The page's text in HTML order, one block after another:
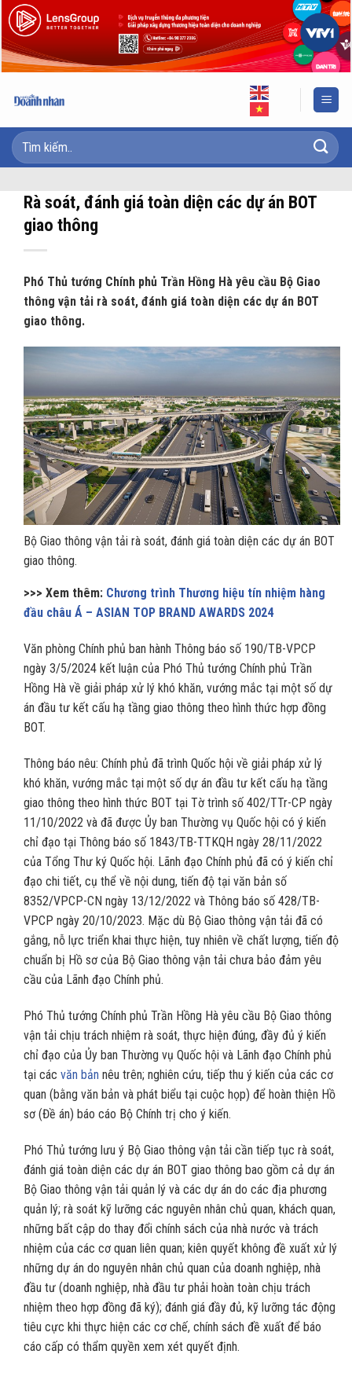
Skip
to
content
Rà soát, đánh giá toàn diện các dự án BOT
giao thông
Phó Thủ tướng Chính phủ Trần Hồng Hà yêu cầu Bộ Giao
thông vận tải rà soát, đánh giá toàn diện các dự án BOT
giao thông.
Bộ Giao thông vận tải rà soát, đánh giá toàn diện các dự án BOT
giao thông.
>>> Xem thêm: Chương trình Thương hiệu tín nhiệm hàng
đầu châu Á – ASIAN TOP BRAND AWARDS 2024
Văn phòng Chính phủ ban hành Thông báo số 190/TB-VPCP
ngày 3/5/2024 kết luận của Phó Thủ tướng Chính phủ Trần
Hồng Hà về giải pháp xử lý khó khăn, vướng mắc tại một số dự
án đầu tư kết cấu hạ tầng giao thông theo hình thức hợp đồng
BOT.
Thông báo nêu: Chính phủ đã trình Quốc hội về giải pháp xử lý
khó khăn, vướng mắc tại một số dự án đầu tư kết cấu hạ tầng
giao thông theo hình thức BOT tại Tờ trình số 402/TTr-CP ngày
11/10/2022 và đã được Ủy ban Thường vụ Quốc hội có ý kiến
chỉ đạo tại Thông báo số 1843/TB-TTKQH ngày 28/11/2022
của Tổng Thư ký Quốc hội. Lãnh đạo Chính phủ đã có ý kiến chỉ
đạo chi tiết, cụ thể về nội dung, tiến độ tại văn bản số
8352/VPCP-CN ngày 13/12/2022 và Thông báo số 428/TB-
VPCP ngày 20/10/2023. Mặc dù Bộ Giao thông vận tải đã có
gắng, nỗ lực triển khai thực hiện, tuy nhiên về chất lượng, tiến độ
chuẩn bị Hồ sơ của Bộ Giao thông vận tải chưa bảo đảm yêu
cầu của Lãnh đạo Chính phủ.
Phó Thủ tướng Chính phủ Trần Hồng Hà yêu cầu Bộ Giao thông
vận tải chịu trách nhiệm rà soát, thực hiện đúng, đầy đủ ý kiến
chỉ đạo của Ủy ban Thường vụ Quốc hội và Lãnh đạo Chính phủ
tại các văn bản nêu trên; nghiên cứu, tiếp thu ý kiến của các cơ
quan (bằng văn bản và phát biểu tại cuộc họp) để hoàn thiện Hồ
sơ (Đề án) báo cáo Bộ Chính trị cho ý kiến.
Phó Thủ tướng lưu ý Bộ Giao thông vận tải cần tiếp tục rà soát,
đánh giá toàn diện các dự án BOT giao thông bao gồm cả dự án
Bộ Giao thông vận tải quản lý và các dự án do các địa phương
quản lý; rà soát kỹ lưỡng các nguyên nhân chủ quan, khách quan,
những bất cập do thay đổi chính sách của nhà nước và trách
nhiệm của các cơ quan liên quan; kiên quyết không đề xuất xử lý
những dự án do nguyên nhân chủ quan của doanh nghiệp, nhà
đầu tư (doanh nghiệp, nhà đầu tư phải hoàn toàn chịu trách
nhiệm theo hợp đồng đã ký); đánh giá đầy đủ, kỹ lưỡng tác động
tiêu cực khi thực hiện các cơ chế, chính sách đề xuất để báo
cáo cấp có thẩm quyền xem xét quyết định.